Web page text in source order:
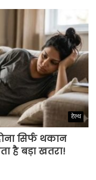
हेल्थ
सिर्फ थकान
है बड़ा खतरा!